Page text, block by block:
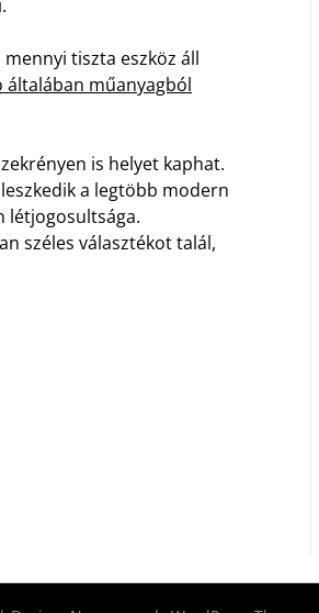
tiszta eszköz áll
általában műanyagból
is helyet kaphat.
a legtöbb modern
létjogosultsága.
széles választékot talál,